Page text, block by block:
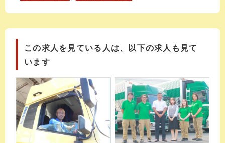
この求人を見ている人は、以下の求人も見て
います